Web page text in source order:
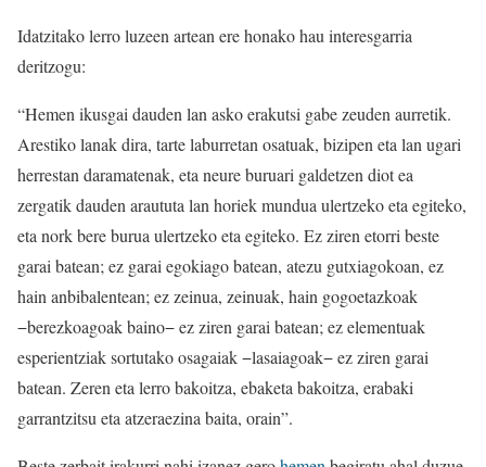
Idatzitako lerro luzeen artean ere honako hau interesgarria
deritzogu:
“Hemen ikusgai dauden lan asko erakutsi gabe zeuden aurretik.
Arestiko lanak dira, tarte laburretan osatuak, bizipen eta lan ugari
herrestan daramatenak, eta neure buruari galdetzen diot ea
zergatik dauden araututa lan horiek mundua ulertzeko eta egiteko,
eta nork bere burua ulertzeko eta egiteko. Ez ziren etorri beste
garai batean; ez garai egokiago batean, atezu gutxiagokoan, ez
hain anbibalentean; ez zeinua, zeinuak, hain gogoetazkoak
−berezkoagoak baino− ez ziren garai batean; ez elementuak
esperientziak sortutako osagaiak −lasaiagoak− ez ziren garai
batean. Zeren eta lerro bakoitza, ebaketa bakoitza, erabaki
garrantzitsu eta atzeraezina baita, orain”.